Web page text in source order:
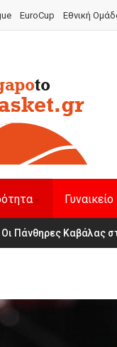
EuroCup Εθνική
Οι Πάνθηρες Καβάλας
Αναχώρησε για τα